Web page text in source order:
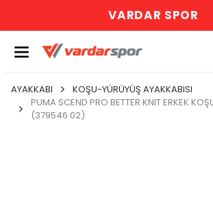
VARDAR SPOR
AYAKKABI
KOŞU-YÜRÜYÜŞ AYAKKABISI
PUMA SCEND PRO BETTER KNIT ERKEK
(379546 02)